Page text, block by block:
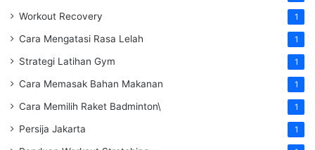
Workout Recovery 1
Cara Mengatasi Rasa Lelah 1
Strategi Latihan Gym 1
Cara Memasak Bahan Makanan 1
Cara Memilih Raket Badminton\ 1
Persija Jakarta 1